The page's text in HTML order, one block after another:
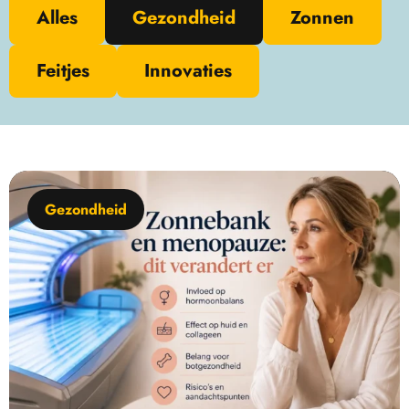
Alles Gezondheid
Zonnen
Feitjes
Innovaties
Gezondheid